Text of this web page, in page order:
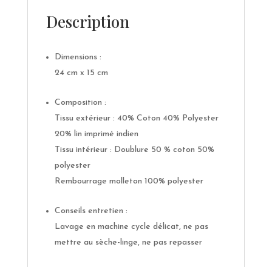
Description
Dimensions :
24 cm x 15 cm
Composition :
Tissu extérieur : 40% Coton 40% Polyester
20% lin imprimé indien
Tissu intérieur : Doublure 50 % coton 50%
polyester
Rembourrage molleton 100% polyester
Conseils entretien :
Lavage en machine cycle délicat, ne pas
mettre au sèche-linge, ne pas repasser